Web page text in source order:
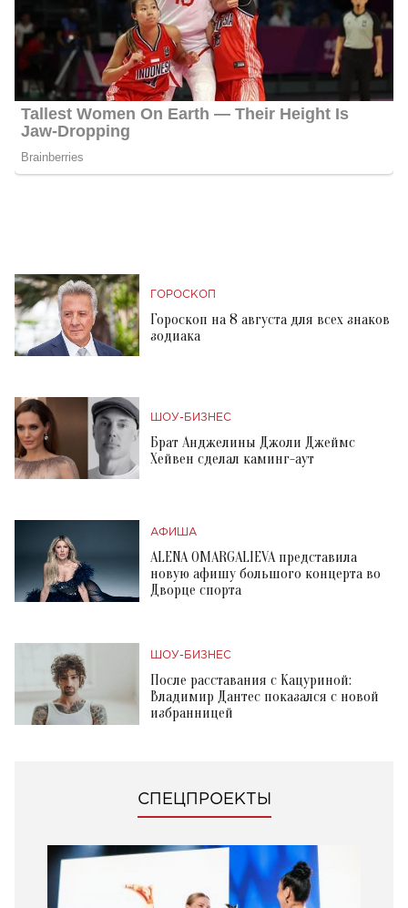
ГОРОСКОП
Гороскоп на 8 августа для всех знаков
зодиака
ШОУ-БИЗНЕС
Брат Анджелины Джоли Джеймс
Хейвен сделал каминг-аут
АФИША
ALENA OMARGALIEVA представила
новую афишу большого концерта во
Дворце спорта
ШОУ-БИЗНЕС
После расставания с Кацуриной:
Владимир Дантес показался с новой
избранницей
СПЕЦПРОЕКТЫ